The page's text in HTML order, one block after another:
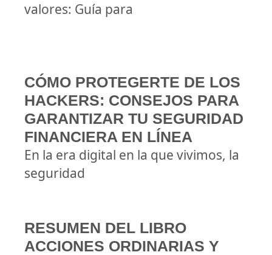
valores: Guía para
CÓMO PROTEGERTE DE LOS
HACKERS: CONSEJOS PARA
GARANTIZAR TU SEGURIDAD
FINANCIERA EN LÍNEA
En la era digital en la que vivimos, la
seguridad
RESUMEN DEL LIBRO
ACCIONES ORDINARIAS Y